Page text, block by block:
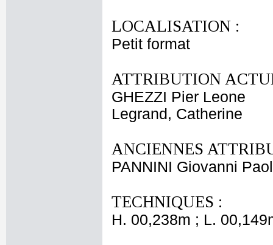
LOCALISATION :
Petit format
ATTRIBUTION
GHEZZI Pier Leone
Legrand, Catherine
ANCIENNES
PANNINI Giovanni
TECHNIQUES :
H. 00,238m ; L.